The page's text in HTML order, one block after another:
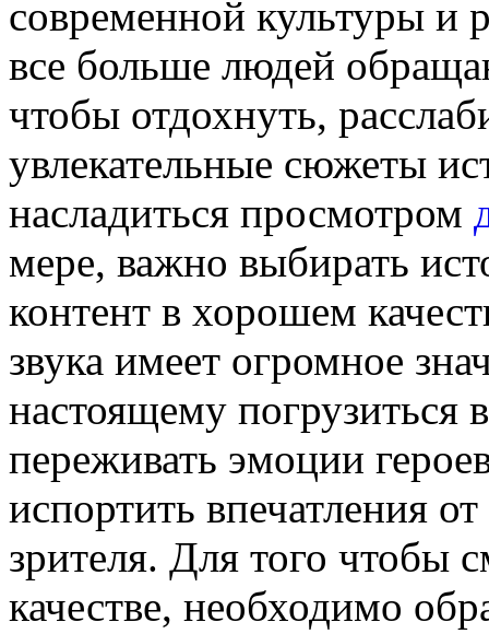
современной культуры и
все больше людей
чтобы отдохнуть,
увлекательные сюжеты
насладиться просмотром
мере, важно выбирать
контент в хорошем
звука имеет огромное
настоящему погрузиться
переживать эмоции
испортить впечатления
зрителя. Для того чтобы
качестве, необходимо